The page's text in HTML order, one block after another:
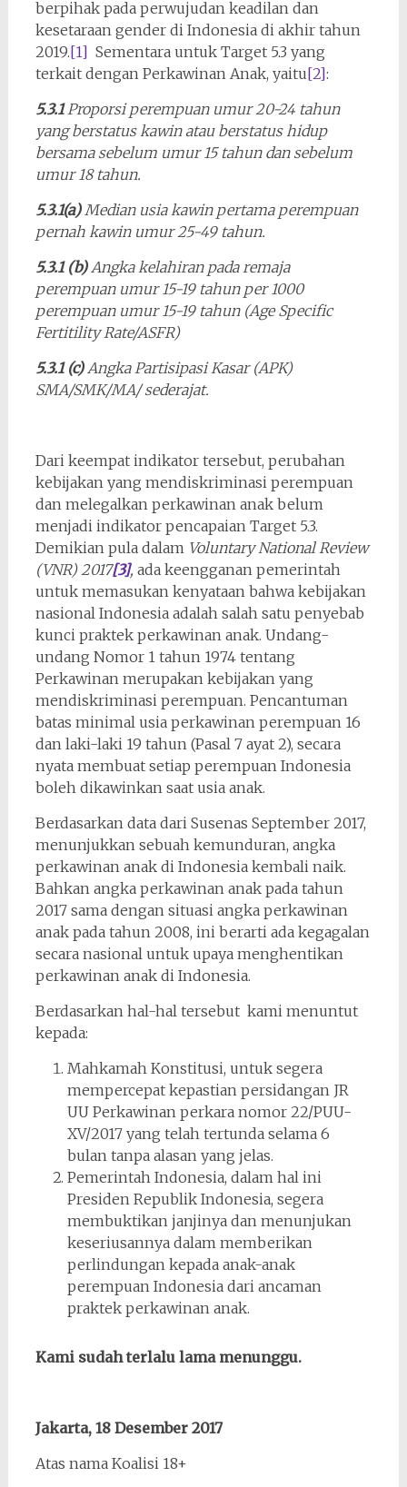
berpihak pada perwujudan keadilan dan
kesetaraan gender di Indonesia di akhir tahun
2019.[1] Sementara untuk Target 5.3 yang
terkait dengan Perkawinan Anak, yaitu[2]:
5.3.1Proporsi perempuan umur 20-24 tahun
yang berstatus kawin atau berstatus hidup
bersama sebelum umur 15 tahun dan sebelum
umur 18 tahun.
5.3.1(a)Median usia kawin pertama perempuan
pernah kawin umur 25-49 tahun.
5.3.1 (b)Angka kelahiran pada remaja
perempuan umur 15-19 tahun per 1000
perempuan umur 15-19 tahun (Age Specific
Fertitility Rate/ASFR)
5.3.1 (c)Angka Partisipasi Kasar (APK)
SMA/SMK/MA/ sederajat.
Dari keempat indikator tersebut, perubahan
kebijakan yang mendiskriminasi perempuan
dan melegalkan perkawinan anak belum
menjadi indikator pencapaian Target 5.3.
Demikian pula dalam Voluntary National Review
(VNR) 2017[3], ada keengganan pemerintah
untuk memasukan kenyataan bahwa kebijakan
nasional Indonesia adalah salah satu penyebab
kunci praktek perkawinan anak. Undang-
undang Nomor 1 tahun 1974 tentang
Perkawinan merupakan kebijakan yang
mendiskriminasi perempuan. Pencantuman
batas minimal usia perkawinan perempuan 16
dan laki-laki 19 tahun (Pasal 7 ayat 2), secara
nyata membuat setiap perempuan Indonesia
boleh dikawinkan saat usia anak.
Berdasarkan data dari Susenas September 2017,
menunjukkan sebuah kemunduran, angka
perkawinan anak di Indonesia kembali naik.
Bahkan angka perkawinan anak pada tahun
2017 sama dengan situasi angka perkawinan
anak pada tahun 2008, ini berarti ada kegagalan
secara nasional untuk upaya menghentikan
perkawinan anak di Indonesia.
Berdasarkan hal-hal tersebut kami menuntut
kepada:
Mahkamah Konstitusi, untuk segera
mempercepat kepastian persidangan JR
UU Perkawinan perkara nomor 22/PUU-
XV/2017 yang telah tertunda selama 6
bulan tanpa alasan yang jelas.
Pemerintah Indonesia, dalam hal ini
Presiden Republik Indonesia, segera
membuktikan janjinya dan menunjukan
keseriusannya dalam memberikan
perlindungan kepada anak-anak
perempuan Indonesia dari ancaman
praktek perkawinan anak.
Kami sudah terlalu lama menunggu.
Jakarta, 18 Desember 2017
Atas nama Koalisi 18+